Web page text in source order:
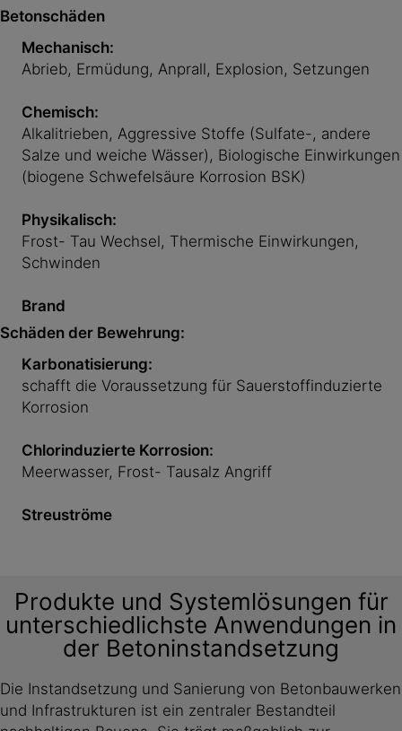
Betonschäden
Mechanisch:
Abrieb, Ermüdung, Anprall, Explosion, Setzungen
Chemisch:
Alkalitrieben, Aggressive Stoffe (Sulfate-, andere
Salze und weiche Wässer), Biologische Einwirkungen
(biogene Schwefelsäure Korrosion BSK)
Physikalisch:
Frost- Tau Wechsel, Thermische Einwirkungen,
Schwinden
Brand
Schäden der Bewehrung:
Karbonatisierung:
schafft die Voraussetzung für Sauerstoffinduzierte
Korrosion
Chlorinduzierte Korrosion:
Meerwasser, Frost- Tausalz Angriff
Streuströme
Produkte und Systemlösungen für
unterschiedlichste Anwendungen in
der Betoninstandsetzung
Die Instandsetzung und Sanierung von Betonbauwerken
und Infrastrukturen ist ein zentraler Bestandteil